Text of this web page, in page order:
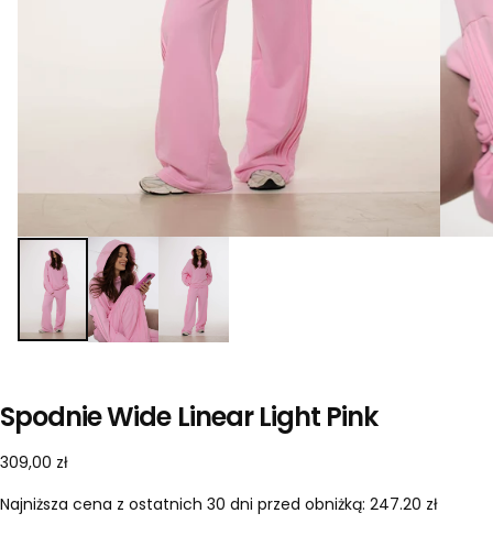
Spodnie Wide Linear Light Pink
309,00
Cena
309,00 zł
Najniższa cena z ostatnich 30 dni przed obniżką: 247.20 zł